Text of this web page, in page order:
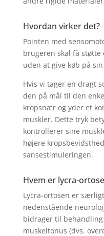
Hvordan virker det?
Pointen med
brugeren skal få
uden at give køb på
Hvis vi tager en dragt
den på mål til den
kropsnær og yder et
muskler. Dette tryk
kontrollerer sine
højere
sansestimuleringen.
Hvem er lycra-
Lycra-ortosen er
nedenstående
bidrager til
muskeltonus (dvs.